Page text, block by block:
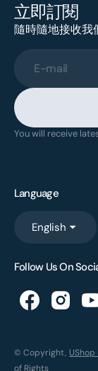
立即訂閱
隨時隨地接收我
E-mail
You will receive
Language
English
Follow Us On
© Copyright,
of Rights